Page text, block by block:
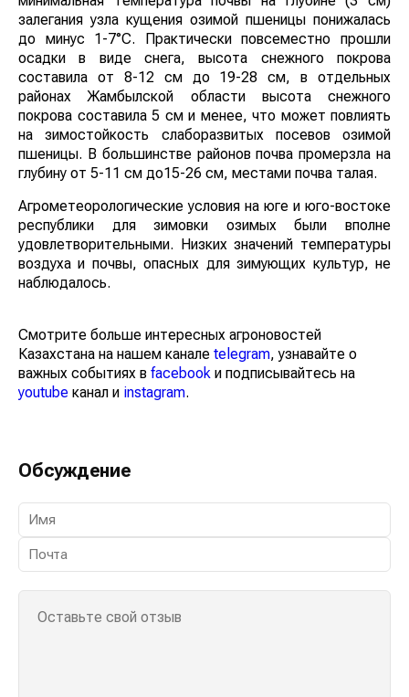
залегания узла кущения озимой пшеницы понижалась
до минус 1-7°С. Практически повсеместно прошли
осадки в виде снега, высота снежного покрова
составила от 8-12 см до 19-28 см, в отдельных
районах Жамбылской области высота снежного
покрова составила 5 см и менее, что может повлиять
на зимостойкость слаборазвитых посевов озимой
пшеницы. В большинстве районов почва промерзла на
глубину от 5-11 см до15-26 см, местами почва талая.
Агрометеорологические условия на юге и юго-востоке
республики для зимовки озимых были вполне
удовлетворительными. Низких значений температуры
воздуха и почвы, опасных для зимующих культур, не
наблюдалось.
Смотрите больше интересных агроновостей
Казахстана на нашем канале telegram, узнавайте о
важных событиях в facebook и подписывайтесь на
youtube канал и instagram.
Обсуждение